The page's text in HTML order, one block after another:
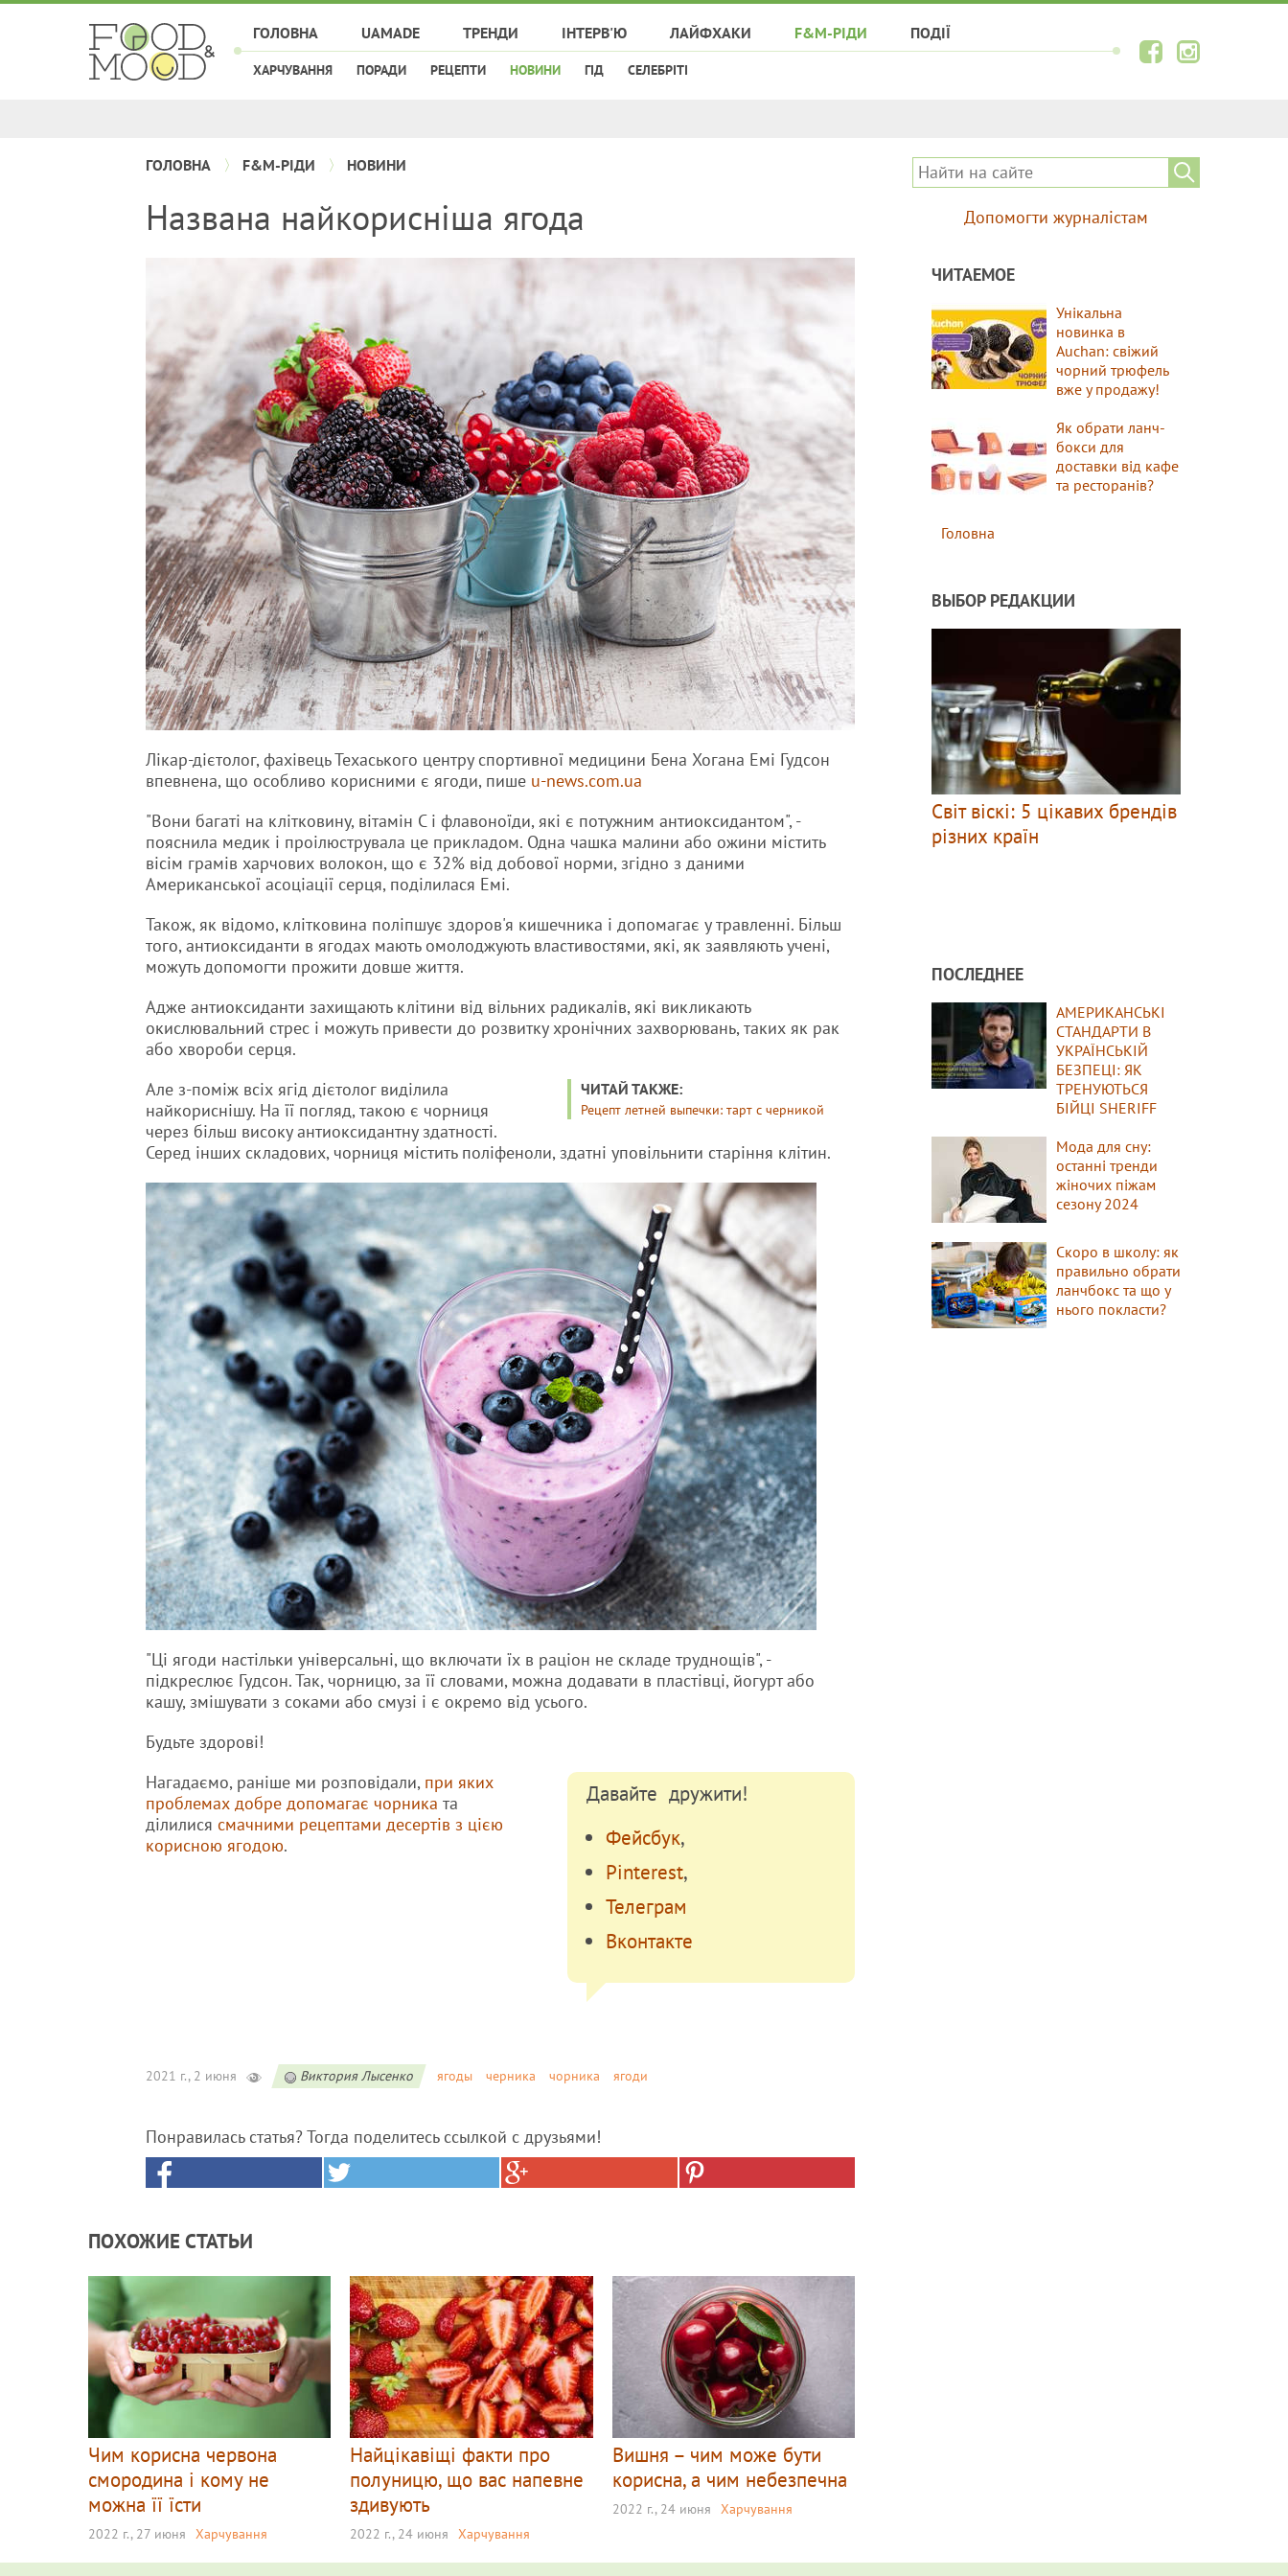
ГОЛОВНА UAMADE ТРЕНДИ ІНТЕРВ'Ю ЛАЙФХАКИ F&M-РІДИ
ХАРЧУВАННЯ ПОРАДИ РЕЦЕПТИ НОВИНИ ГІД СЕЛЕБРІТІ
ПОДІЇ
ГОЛОВНА F&M-РІДИ НОВИНИ
Названа найкорисніша ягода
Лікар-дієтолог, фахівець Техаського центру спортивної медицини Бена Хогана Емі Гудсон
впевнена, що особливо корисними є ягоди, пише u-news.com.ua
"Вони багаті на клітковину, вітамін С і флавоноїди, які є потужним антиоксидантом", -
пояснила медик і проілюструвала це прикладом. Одна чашка малини або ожини містить
вісім грамів харчових волокон, що є 32% від добової норми, згідно з даними
Американської асоціації серця, поділилася Емі.
Також, як відомо, клітковина поліпшує здоров'я кишечника і допомагає у травленні. Більш
того, антиоксиданти в ягодах мають омолоджують властивостями, які, як заявляють учені,
можуть допомогти прожити довше життя.
Адже антиоксиданти захищають клітини від вільних радикалів, які викликають
окислювальний стрес і можуть привести до розвитку хронічних захворювань, таких як рак
або хвороби серця.
ЧИТАЙ ТАКЖЕ:
Рецепт летней выпечки: тарт с черникой
Але з-поміж всіх ягід дієтолог виділила
найкориснішу. На її погляд, такою є чорниця
через більш високу антиоксидантну здатності.
Серед інших складових, чорниця містить поліфеноли, здатні уповільнити старіння клітин.
"Ці ягоди настільки універсальні, що включати їх в раціон не складе труднощів", ​​-
підкреслює Гудсон. Так, чорницю, за її словами, можна додавати в пластівці, йогурт або
кашу, змішувати з соками або смузі і є окремо від усього.
Будьте здорові!
Давайте дружити!
Фейсбук,
Pinterest,
Телеграм
Вконтакте
Нагадаємо, раніше ми розповідали, при яких
проблемах добре допомагає чорника та
ділилися смачними рецептами десертів з цією
корисною ягодою.
2021 г., 2 июня Виктория Лысенко ягоды черника чорника ягоди
Понравилась статья? Тогда поделитесь ссылкой с друзьями!
ПОХОЖИЕ СТАТЬИ
Чим корисна червона
смородина і кому не
можна її їсти
2022 г., 27 июня Харчування
Найцікавіщі факти про
полуницю, що вас напевне
здивують
2022 г., 24 июня Харчування
Вишня – чим може бути
корисна, а чим небезпечна
2022 г., 24 июня Харчування
Допомогти журналістам
ЧИТАЕМОЕ
Унікальна
новинка в
Auchan: свіжий
чорний трюфель
вже у продажу!
Як обрати ланч-
бокси для
доставки від кафе
та ресторанів?
Головна
ВЫБОР РЕДАКЦИИ
Світ віскі: 5 цікавих брендів
різних країн
ПОСЛЕДНЕЕ
АМЕРИКАНСЬКІ
СТАНДАРТИ В
УКРАЇНСЬКІЙ
БЕЗПЕЦІ: ЯК
ТРЕНУЮТЬСЯ
БІЙЦІ SHERIFF
Мода для сну:
останні тренди
жіночих піжам
сезону 2024
Скоро в школу: як
правильно обрати
ланчбокс та що у
нього покласти?